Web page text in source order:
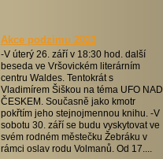
Akce podzimu 2023
-V úterý 26. září v 18:30 hod. další
beseda ve Vršovickém literárním
centru Waldes. Tentokrát s
Vladimírem Šiškou na téma UFO NAD
ČESKEM. Současně jako kmotr
pokřtím jeho stejnojmennou knihu. -V
sobotu 30. září se budu vyskytovat ve
svém rodném městečku Žebráku v
rámci oslav rodu Volmanů. Od 17....